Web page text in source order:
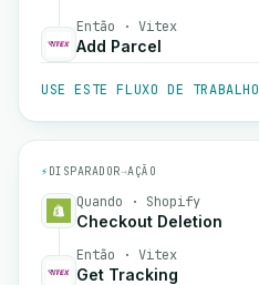
Então · Vitex
Add Parcel
USE ESTE FLUXO DE TRABALHO
⚡ DISPARADOR→AÇÃO
Quando · Shopify
Checkout Deletion
Então · Vitex
Get Tracking